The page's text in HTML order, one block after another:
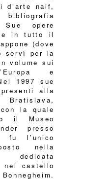
d’arte naif,
Sue opere
in tutto il
(dove
servì per la
volume sui
e
1997 sue
alla
la quale
il Museo
presso
fu l’unico
nella
dedicata
nel castello